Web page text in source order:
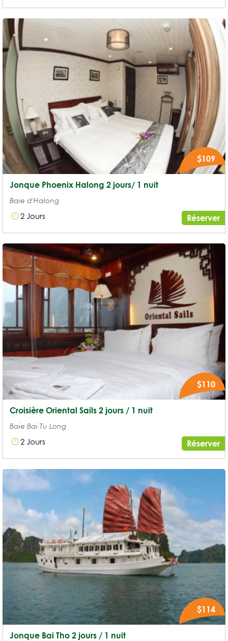
$109
Jonque Phoenix Halong 2 jours/ 1 nuit
Baie d'Halong
2 Jours Réserver
$110
Croisière Oriental Sails 2 jours / 1 nuit
Baie Bai Tu Long
2 Jours Réserver
$114
Jonque Bai Tho 2 jours / 1 nuit